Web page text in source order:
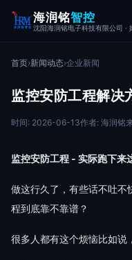
海润铭智控
沈阳海润铭电子科技有限公司 ·
首页›新闻动态›企业新闻
监控安防工程解决
时间: 2026-06-13作者: 海润铭
监控安防工程 - 实际跑下来
做这行久了，有些话不吐不
程到底靠不靠谱？
很多人都有这个烦恼比如说